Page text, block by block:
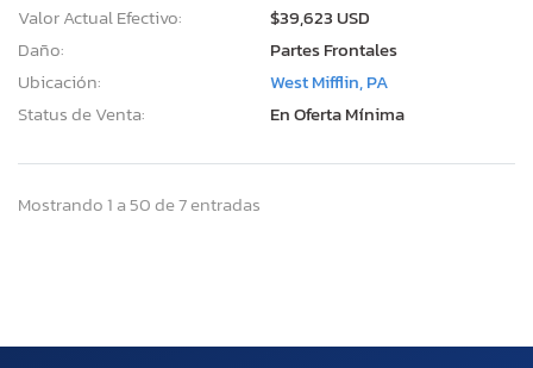
Valor Actual Efectivo:
$39,623 USD
Daño:
Partes Frontales
Ubicación:
West Mifflin, PA
Status de Venta:
En Oferta Mínima
Mostrando 1 a 50 de 7 entradas